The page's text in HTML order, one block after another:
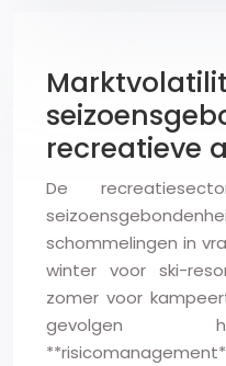
recreatieve
De
schommelingen in
winter voor ski-
zomer voor
gevolgen